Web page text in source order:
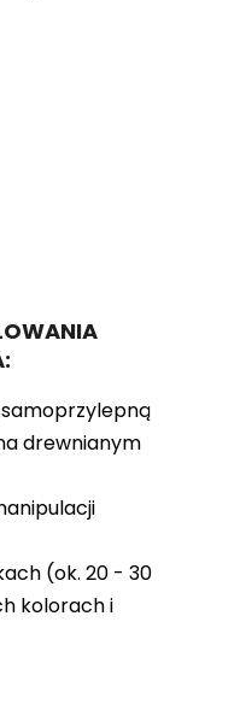
drewnianym
(ok. 20 - 30
kolorach i